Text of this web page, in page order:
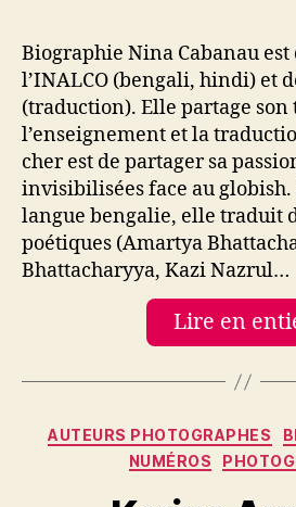
Biographie Nina Cabanau
l’INALCO (bengali, hindi) et
(traduction). Elle partage son
l’enseignement et la
cher est de partager sa
invisibilisées face au
langue bengalie, elle traduit
poétiques (Amartya
Bhattacharyya, Kazi Nazrul…
Lire en
AUTEURS PHOTOGRAPHES
NUMÉROS